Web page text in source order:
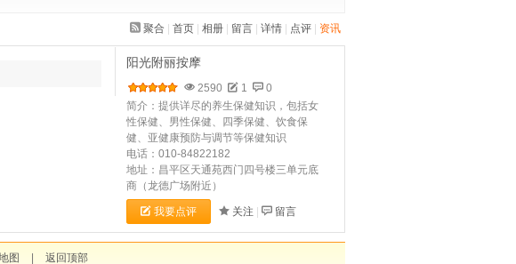
聚合 首页 相册 留言 详情 点评 资讯
阳光附丽按摩
2590 1
0
简介：提供详尽的养生保健知识，包括女
性保健、男性保健、四季保健、饮食保
健、亚健康预防与调节等保健知识
电话：010-84822182
地址：昌平区天通苑西门四号楼三单元底
商（龙德广场附近）
我要点评 关注 留言
图 返回顶部